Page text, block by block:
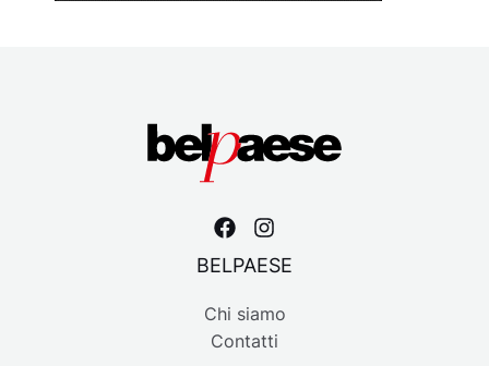
BELPAESE
Chi siamo
Contatti